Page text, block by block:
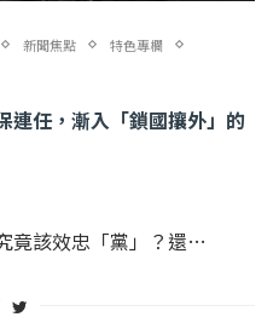
新聞焦點
特色專欄
連任，漸入「鎖國攘外」的
竟該效忠「黨」？還…